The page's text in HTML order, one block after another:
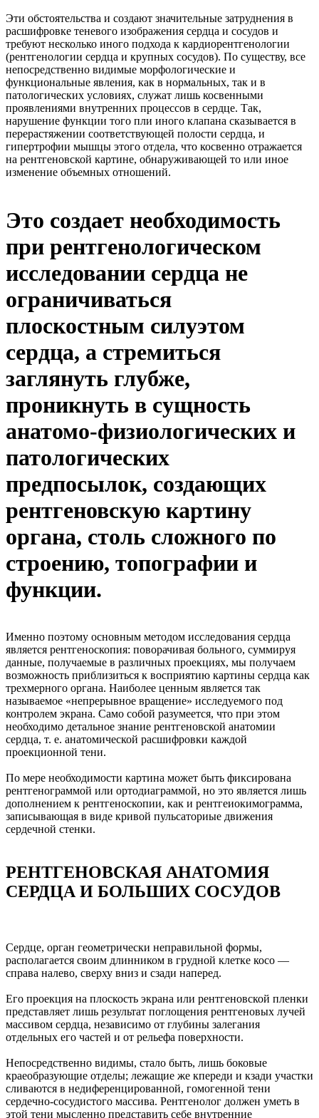
Эти обстоятельства и создают значительные затруднения в
расшифровке теневого изображения сердца и сосудов и
требуют несколько иного подхода к кардиорентгенологии
(рентгенологии сердца и крупных сосудов). По существу, все
непосредственно видимые морфологические и
функциональные явления, как в нормальных, так и в
патологических условиях, служат лишь косвенными
проявлениями внутренних процессов в сердце. Так,
нарушение функции того пли иного клапана сказывается в
перерастяжении соответствующей полости сердца, и
гипертрофии мышцы этого отдела, что косвенно отражается
на рентгеновской картине, обнаруживающей то или иное
изменение объемных отношений.
Это создает необходимость
при рентгенологическом
исследовании сердца не
ограничиваться
плоскостным силуэтом
сердца, а стремиться
заглянуть глубже,
проникнуть в сущность
анатомо-физиологических и
патологических
предпосылок, создающих
рентгеновскую картину
органа, столь сложного по
строению, топографии и
функции.
Именно поэтому основным методом исследования сердца
является рентгеноскопия: поворачивая больного, суммируя
данные, получаемые в различных проекциях, мы получаем
возможность приблизиться к восприятию картины сердца как
трехмерного органа. Наиболее ценным является так
называемое «непрерывное вращение» исследуемого под
контролем экрана. Само собой разумеется, что при этом
необходимо детальное знание рентгеновской анатомии
сердца, т. е. анатомической расшифровки каждой
проекционной тени.
По мере необходимости картина может быть фиксирована
рентгенограммой или ортодиаграммой, но это является лишь
дополнением к рентгеноскопии, как и рентгеиокимограмма,
записывающая в виде кривой пульсаториые движения
сердечной стенки.
РЕНТГЕНОВСКАЯ АНАТОМИЯ
СЕРДЦА И БОЛЬШИХ СОСУДОВ
Сердце, орган геометрически неправильной формы,
располагается своим длинником в грудной клетке косо —
справа налево, сверху вниз и сзади наперед.
Его проекция на плоскость экрана или рентгеновской пленки
представляет лишь результат поглощения рентгеновых лучей
массивом сердца, независимо от глубины залегания
отдельных его частей и от рельефа поверхности.
Непосредственно видимы, стало быть, лишь боковые
краеобразующие отделы; лежащие же кпереди и кзади участки
сливаются в недиференцированной, гомогенной тени
сердечно-сосудистого массива. Рентгенолог должен уметь в
этой тени мысленно представить себе внутренние